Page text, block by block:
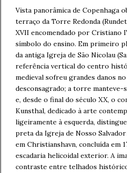
Vista panorâmica de Copenhaga
terraço da Torre Redonda
XVII encomendado por Cristiano
símbolo do ensino. Em primeiro
da antiga Igreja de São Nicolau
referência vertical do centro
medieval sofreu grandes danos
desconsagrado; a torre manteve-
e, desde o final do século XX, o
Kunsthal, dedicado à arte
ligeiramente à esquerda,
preta da Igreja de Nosso
em Christianshavn, concluída em
escadaria helicoidal exterior. A
contraste entre telhados